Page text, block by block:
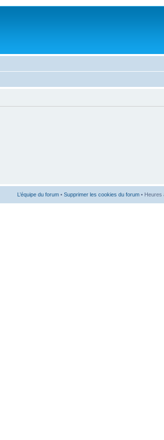
L’équipe du forum • Supprimer les cookies du forum • Heures